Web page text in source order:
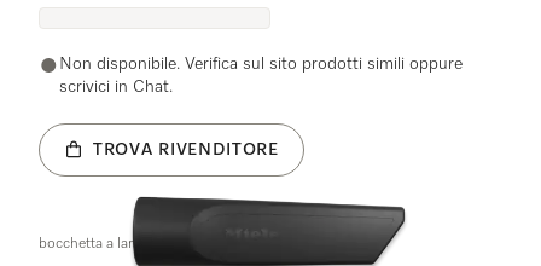
Non disponibile. Verifica sul sito prodotti simili oppure
scrivici in Chat.
TROVA RIVENDITORE
bocchetta a lancia 149mm OBSW